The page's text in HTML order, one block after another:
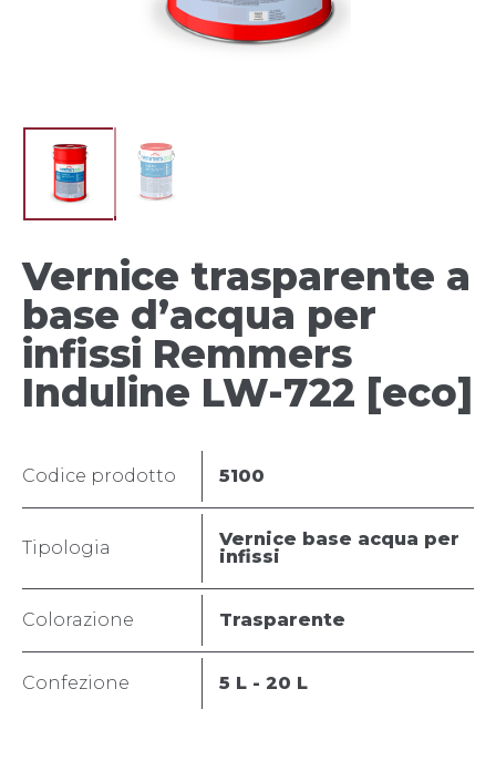
Vernice trasparente a
base d’acqua per
infissi Remmers
Induline LW-722 [eco]
Codice prodotto 5100
Tipologia
Vernice base acqua per
infissi
Colorazione Trasparente
Confezione 5 L - 20 L